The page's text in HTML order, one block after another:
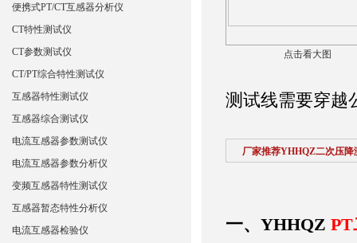
点击看大图
测试线需要穿越
厂家推荐YHHQZ二次压降
一、YHHQZ PT
便携式PT/CT互感器分析仪
CT特性测试仪
CT参数测试仪
CT/PT综合特性测试仪
互感器特性测试仪
互感器综合测试仪
电流互感器参数测试仪
电流互感器参数分析仪
变频互感器特性测试仪
互感器暂态特性分析仪
电流互感器检验仪